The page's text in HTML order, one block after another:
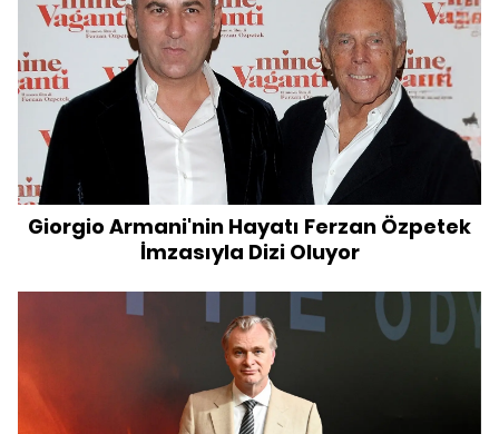
Giorgio Armani'nin Hayatı Ferzan Özpetek
İmzasıyla Dizi Oluyor